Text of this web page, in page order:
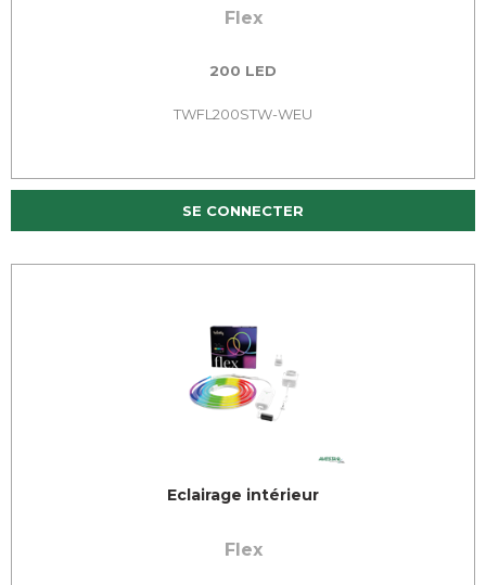
Flex
200 LED
TWFL200STW-WEU
SE CONNECTER
Eclairage intérieur
Flex